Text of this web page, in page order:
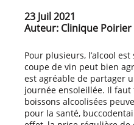
23 Juil 2021
Auteur: Clinique Poirier
Pour plusieurs, l’alcool
coupe de vin peut bien
est agréable de partager
journée ensoleillée. Il
boissons alcoolisées
pour la santé,